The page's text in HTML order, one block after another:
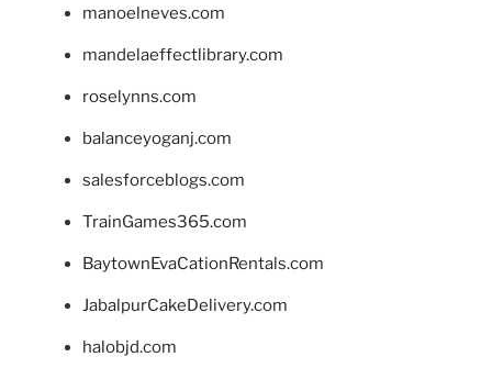
manoelneves.com
mandelaeffectlibrary.com
roselynns.com
balanceyoganj.com
salesforceblogs.com
TrainGames365.com
BaytownEvaCationRentals.com
JabalpurCakeDelivery.com
halobjd.com